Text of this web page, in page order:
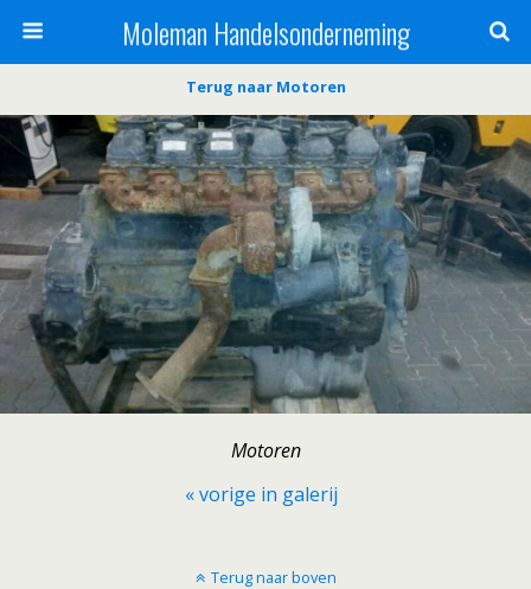
Moleman Handelsonderneming
Terug naar Motoren
Motoren
« vorige in galerij
Terug naar boven